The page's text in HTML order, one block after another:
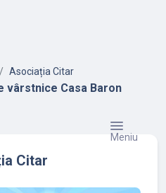
Asociația Citar
vârstnice Casa Baron
Meniu
Citar